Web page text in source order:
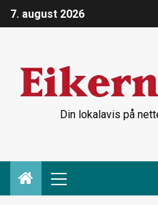
7. august 2026
Din lokalavis på